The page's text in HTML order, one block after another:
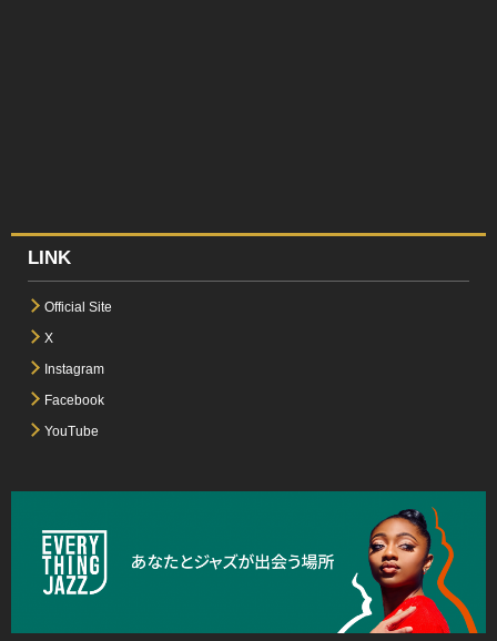
LINK
Official Site
X
Instagram
Facebook
YouTube